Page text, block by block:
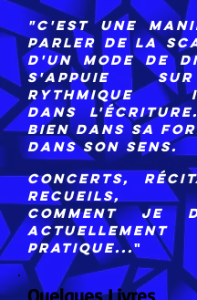
"C'est une
parler de la
d'un mode de
s'appuie
rythmique
dans
bien dans sa
dans son sens.
Concerts,
recueils,
comment je
pratique..."